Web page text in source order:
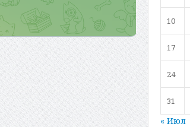
10
17
24
31
« Июл